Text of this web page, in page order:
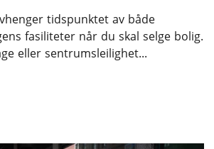
tidspunktet av både
fasiliteter når du skal selge bolig.
eller sentrumsleilighet...